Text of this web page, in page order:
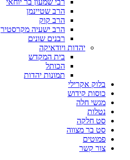
הרב שטיינמן
הרב קוק
הרב ישעיה מקרסטיר
רבנים שונים
יהדות ויודאיקה
בית המקדש
הכותל
תמונות יהדות
בלוק אקרילי
כוסות קידוש
מגשי חלה
נטלות
סט חלקה
סט בר מצווה
פמוטים
צור קשר